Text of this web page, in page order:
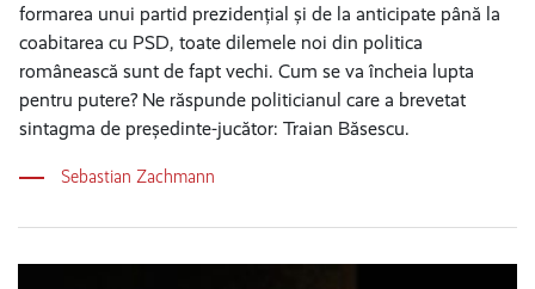
formarea unui partid prezidențial și de la anticipate până la
coabitarea cu PSD, toate dilemele noi din politica
românească sunt de fapt vechi. Cum se va încheia lupta
pentru putere? Ne răspunde politicianul care a brevetat
sintagma de președinte-jucător: Traian Băsescu.
Sebastian Zachmann